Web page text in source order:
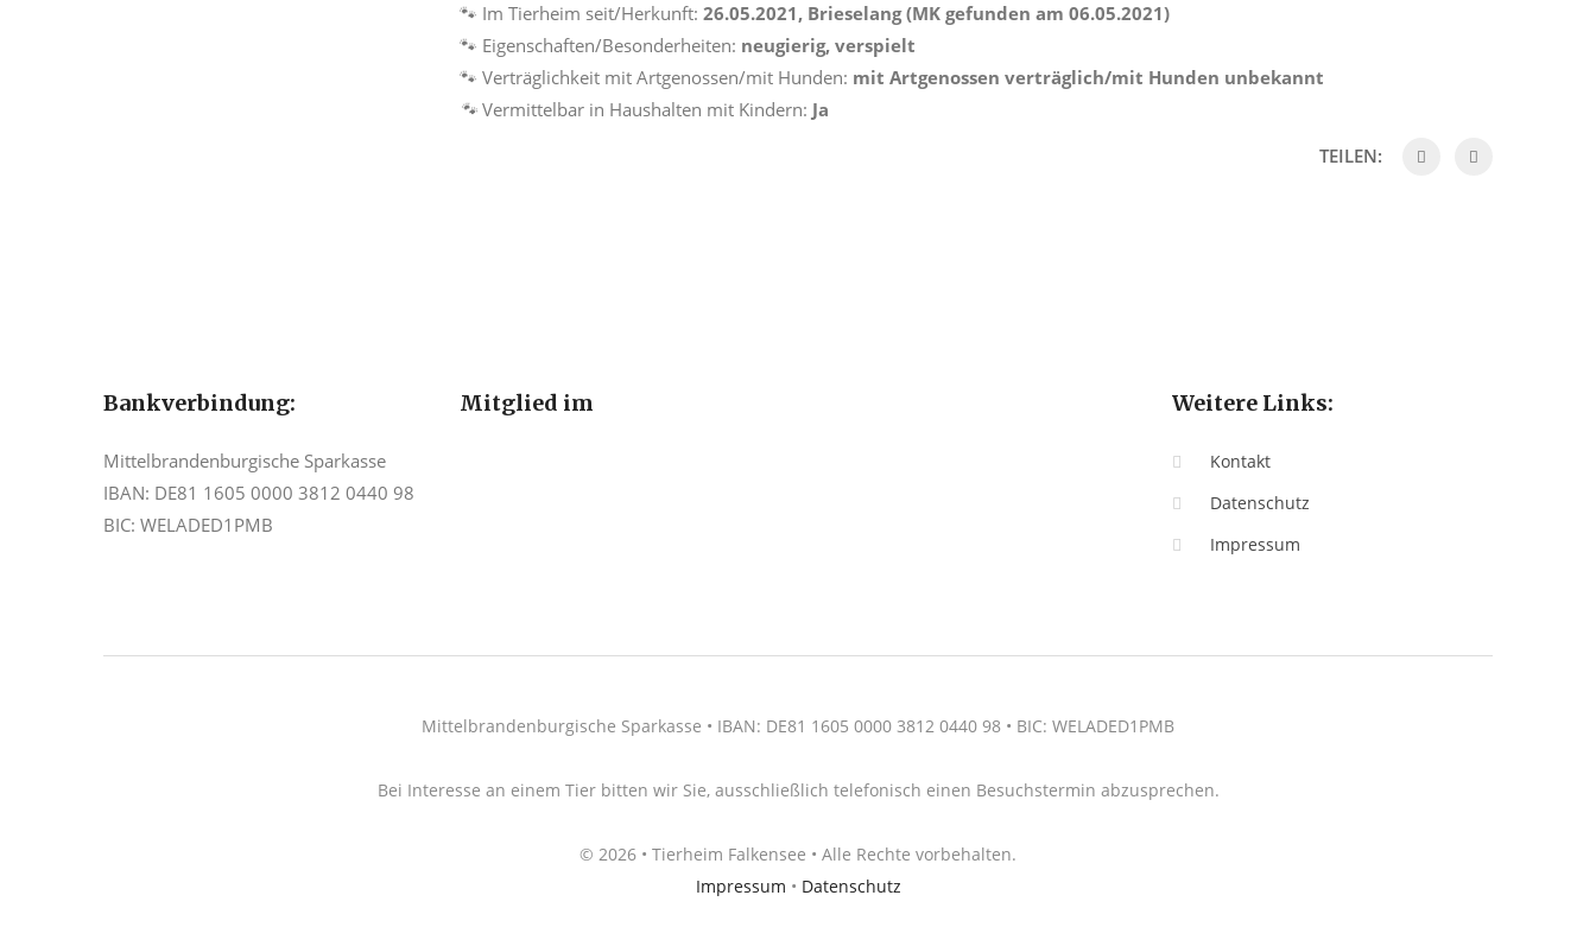
🐾 Im Tierheim seit/Herkunft: 26.05.2021, Brieselang (MK gefunden am 06.05.2021)
🐾 Eigenschaften/Besonderheiten: neugierig, verspielt
🐾 Verträglichkeit mit Artgenossen/mit Hunden: mit Artgenossen verträglich/mit Hunden unbekannt
🐾 Vermittelbar in Haushalten mit Kindern: Ja
TEILEN:
Bankverbindung:
Mittelbrandenburgische Sparkasse
IBAN: DE81 1605 0000 3812 0440 98
BIC: WELADED1PMB
Mitglied im Weitere Links:
Kontakt
Datenschutz
Impressum
Mittelbrandenburgische Sparkasse • IBAN: DE81 1605 0000 3812 0440 98 • BIC: WELADED1PMB
Bei Interesse an einem Tier bitten wir Sie, ausschließlich telefonisch einen Besuchstermin abzusprechen.
© 2026 • Tierheim Falkensee • Alle Rechte vorbehalten.
Impressum • Datenschutz